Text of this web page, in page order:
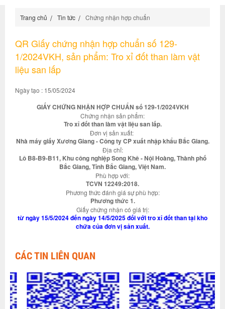
Trang chủ Tin tức Chứng nhận hợp chuẩn
QR Giấy chứng nhận hợp chuẩn số 129-
1/2024VKH, sản phẩm: Tro xỉ đốt than làm vật
liệu san lấp
Ngày tạo : 15/05/2024
GIẤY CHỨNG NHẬN HỢP CHUẨN số 129-1/2024VKH
Chứng nhận sản phẩm:
Tro xỉ đốt than làm vật liệu san lấp.
Đơn vị sản xuất:
Nhà máy giấy Xương Giang - Công ty CP xuất nhập khẩu Bắc Giang.
Địa chỉ:
Lô B8-B9-B11, Khu công nghiệp Song Khê - Nội Hoàng, Thành phố
Bắc Giang, Tỉnh Bắc Giang, Việt Nam.
Phù hợp với:
TCVN 12249:2018.
Phương thức đánh giá sự phù hợp:
Phương thức 1.
Giấy chứng nhận có giá trị:
từ ngày 15/5/2024 đến ngày 14/5/2025 đối với tro xỉ đốt than tại kho
chứa của đơn vị sản xuất.
CÁC TIN LIÊN QUAN